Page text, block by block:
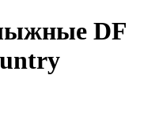
DF